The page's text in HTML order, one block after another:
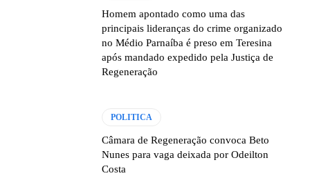
Homem apontado como uma das
principais lideranças do crime organizado
no Médio Parnaíba é preso em Teresina
após mandado expedido pela Justiça de
Regeneração
POLITICA
Câmara de Regeneração convoca Beto
Nunes para vaga deixada por Odeilton
Costa